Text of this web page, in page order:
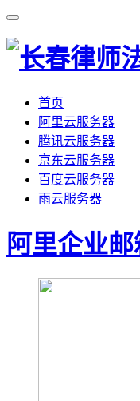
首页
阿里云服务器
腾讯云服务器
京东云服务器
百度云服务器
雨云服务器
阿里企业邮